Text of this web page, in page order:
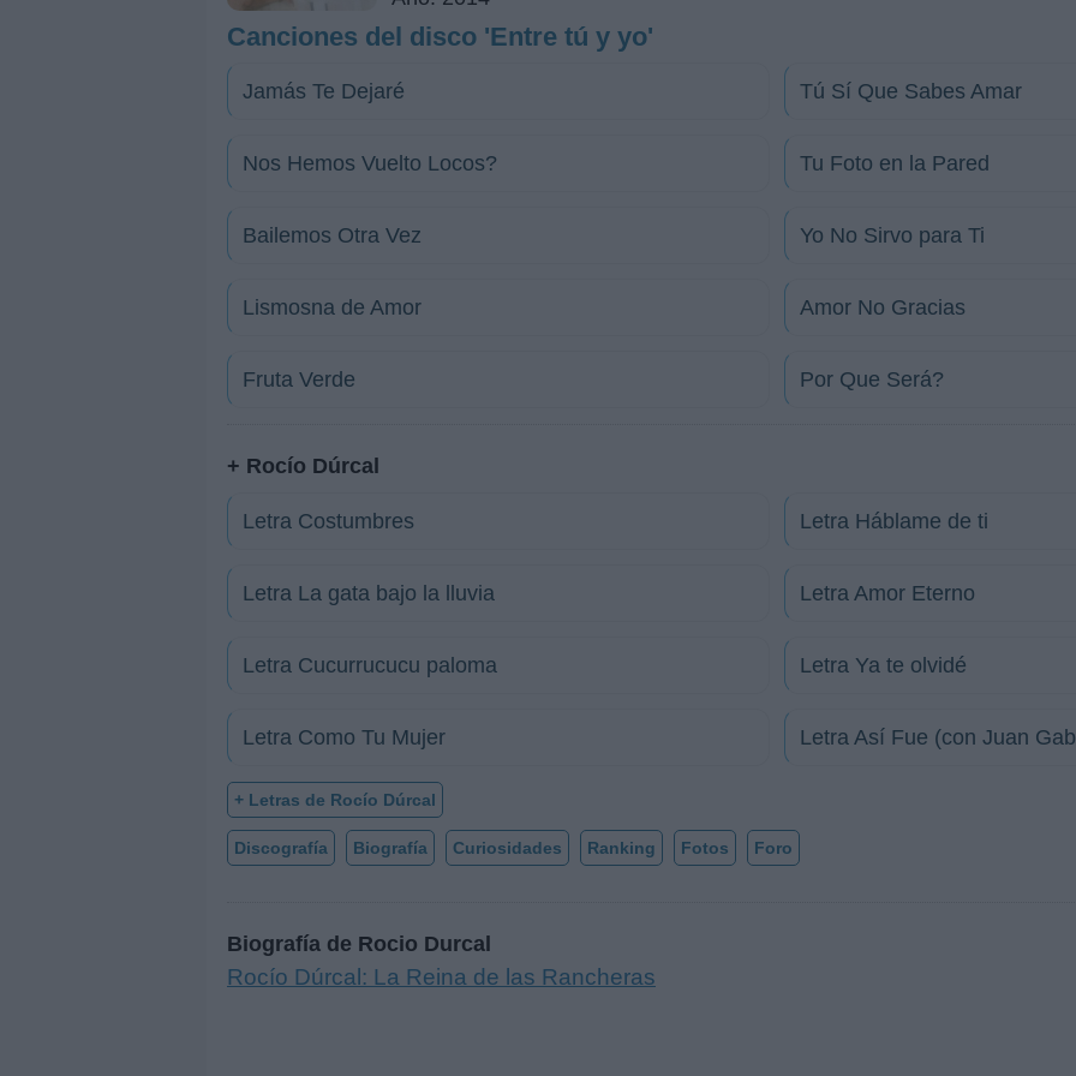
Canciones del disco 'Entre tú y yo'
Jamás Te Dejaré Tú Sí Que Sabes Amar
Nos Hemos Vuelto Locos? Tu Foto en la Pared
Bailemos Otra Vez Yo No Sirvo para Ti
Lismosna de Amor Amor No Gracias
Fruta Verde Por Que Será?
+ Rocío Dúrcal
Letra Costumbres Letra Háblame de ti
Letra La gata bajo la lluvia Letra Amor Eterno
Letra Cucurrucucu paloma Letra Ya te olvidé
Letra Como Tu Mujer Letra Así Fue (con Juan
+ Letras de Rocío Dúrcal
Discografía Biografía Curiosidades Ranking Fotos Foro
Biografía de Rocio Durcal
Rocío Dúrcal: La Reina de las Rancheras